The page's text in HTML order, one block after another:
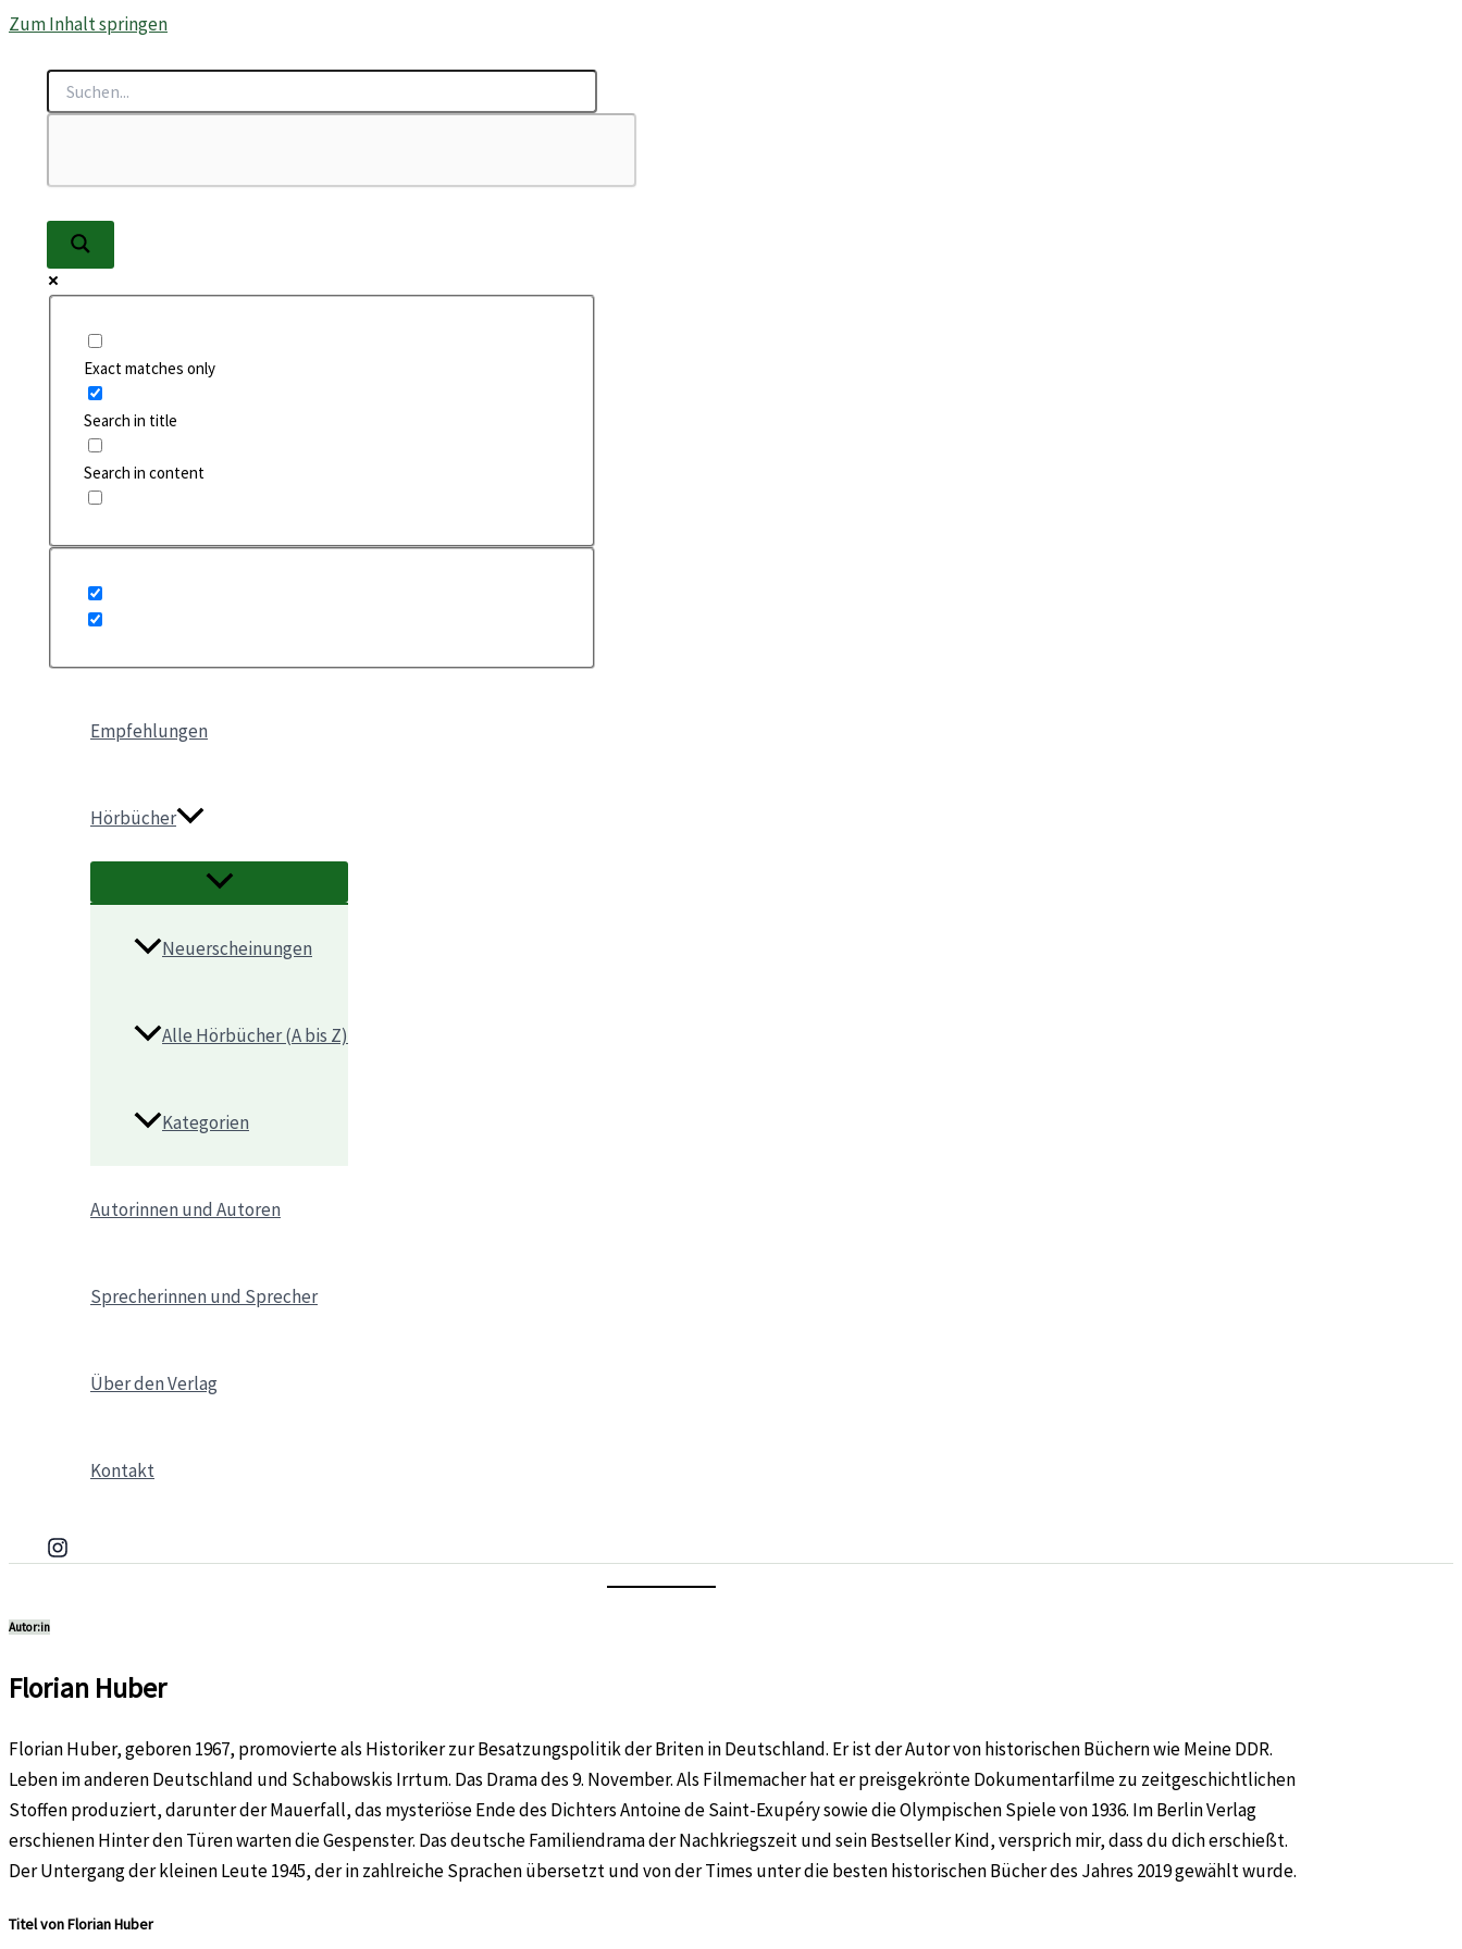
Zum Inhalt springen
Exact matches only
Search in title
Search in content
Empfehlungen
Hörbücher
Neuerscheinungen
Alle Hörbücher (A bis Z)
Kategorien
Autorinnen und Autoren
Sprecherinnen und Sprecher
Über den Verlag
Kontakt
Autor:in
Florian Huber
Florian Huber, geboren 1967, promovierte als Historiker zur Besatzungspolitik der Briten in Deutschland. Er ist der Autor von historischen Büchern wie Meine DDR.
Leben im anderen Deutschland und Schabowskis Irrtum. Das Drama des 9. November. Als Filmemacher hat er preisgekrönte Dokumentarfilme zu zeitgeschichtlichen
Stoffen produziert, darunter der Mauerfall, das mysteriöse Ende des Dichters Antoine de Saint-Exupéry sowie die Olympischen Spiele von 1936. Im Berlin Verlag
erschienen Hinter den Türen warten die Gespenster. Das deutsche Familiendrama der Nachkriegszeit und sein Bestseller Kind, versprich mir, dass du dich erschießt.
Der Untergang der kleinen Leute 1945, der in zahlreiche Sprachen übersetzt und von der Times unter die besten historischen Bücher des Jahres 2019 gewählt wurde.
Titel von Florian Huber